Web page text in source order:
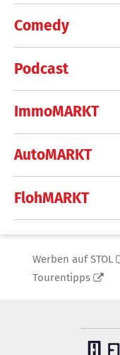
Comedy
Podcast
ImmoMARKT
AutoMARKT
FlohMARKT
Werben auf STOL
Tourentipps